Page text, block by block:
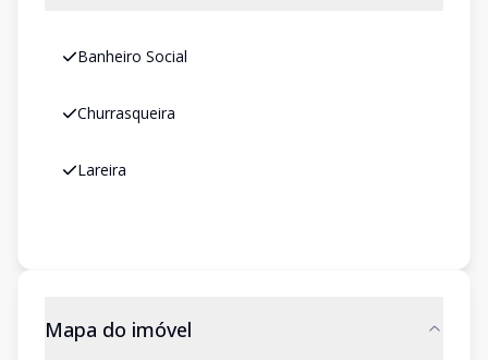
Banheiro Social
Churrasqueira
Lareira
Mapa do imóvel